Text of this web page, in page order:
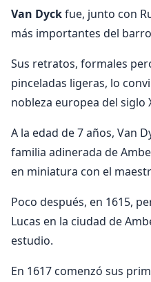
Van Dyckfue, junto con
más importantes del
Sus retratos, formales
pinceladas ligeras, lo
nobleza europea del siglo
A la edad de 7 años, Van
familia adinerada de
en miniatura con el
Poco después, en 1615,
Lucas en la ciudad de
estudio.
En 1617 comenzó sus